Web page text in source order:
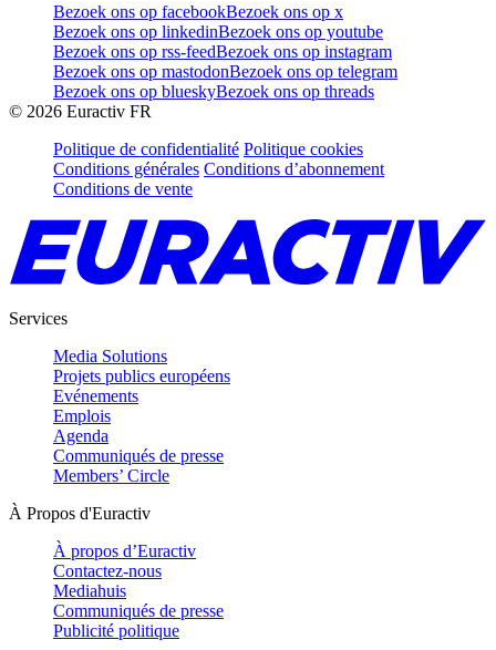
Bezoek ons op facebookBezoek ons op x
Bezoek ons op linkedinBezoek ons op youtube
Bezoek ons op rss-feedBezoek ons op instagram
Bezoek ons op mastodonBezoek ons op telegram
Bezoek ons op blueskyBezoek ons op threads
© 2026 Euractiv FR
Politique de confidentialité Politique cookies
Conditions générales Conditions d’abonnement
Conditions de vente
Services
Media Solutions
Projets publics européens
Evénements
Emplois
Agenda
Communiqués de presse
Members’ Circle
À Propos d'Euractiv
À propos d’Euractiv
Contactez-nous
Mediahuis
Communiqués de presse
Publicité politique